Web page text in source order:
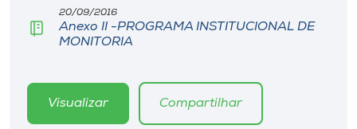
20/09/2016
Anexo II -PROGRAMA INSTITUCIONAL DE
MONITORIA
Visualizar Compartilhar